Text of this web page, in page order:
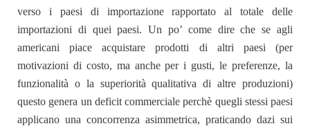
verso i paesi di importazione rapportato al totale delle
importazioni di quei paesi. Un po’ come dire che se agli
americani piace acquistare prodotti di altri paesi (per
motivazioni di costo, ma anche per i gusti, le preferenze, la
funzionalità o la superiorità qualitativa di altre produzioni)
questo genera un deficit commerciale perchè quegli stessi paesi
applicano una concorrenza asimmetrica, praticando dazi sui